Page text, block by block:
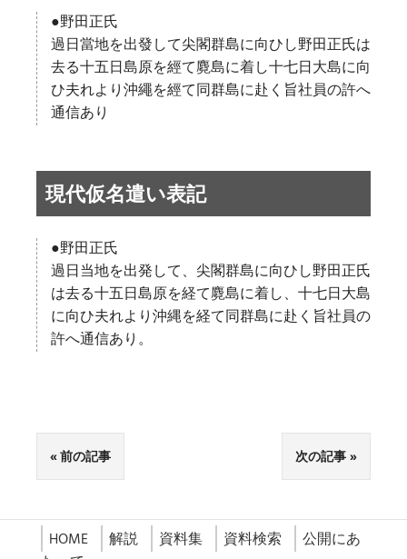
●野田正氏
過日當地を出發して尖閣群島に向ひし野田正氏は
去る十五日島原を經て麑島に着し十七日大島に向
ひ夫れより沖繩を經て同群島に赴く旨社員の許へ
通信あり
現代仮名遣い表記
●野田正氏
過日当地を出発して、尖閣群島に向ひし野田正氏
は去る十五日島原を経て麑島に着し、十七日大島
に向ひ夫れより沖縄を経て同群島に赴く旨社員の
許へ通信あり。
前の記事 次の記事
HOME 解説 資料集 資料検索
公開にあ